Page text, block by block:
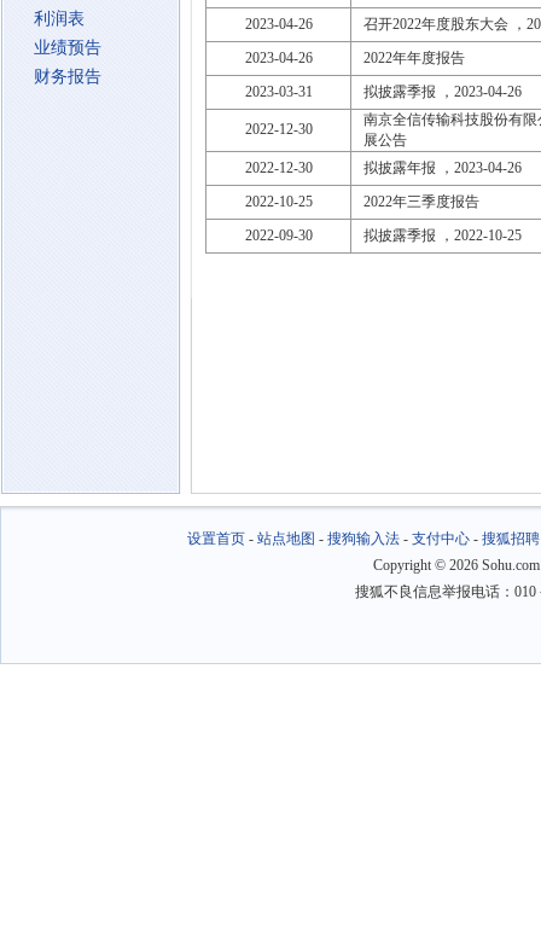
利润表
业绩预告
财务报告
2023-04-26
召开2022年度股东大会 ，
2023-04-26
2022年年度报告
2023-03-31
拟披露季报 ，2023-04-26
2022-12-30
南京全信传输科技股份有
展公告
2022-12-30
拟披露年报 ，2023-04-26
2022-10-25
2022年三季度报告
2022-09-30
拟披露季报 ，2022-10-25
设置首页- 站点地图 - 搜狗输入法- 支付中心- 搜狐招聘
Copyright © 2026
搜狐不良信息举报电话：010